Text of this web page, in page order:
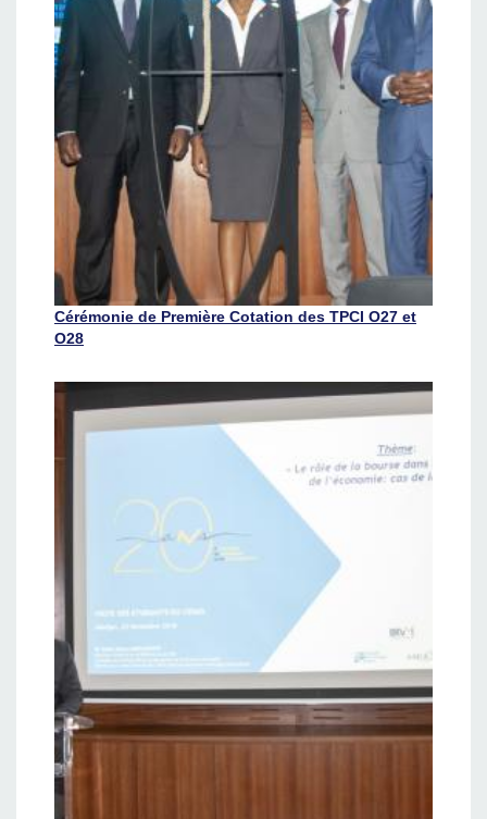
Cérémonie de Première Cotation des TPCI O27 et
O28